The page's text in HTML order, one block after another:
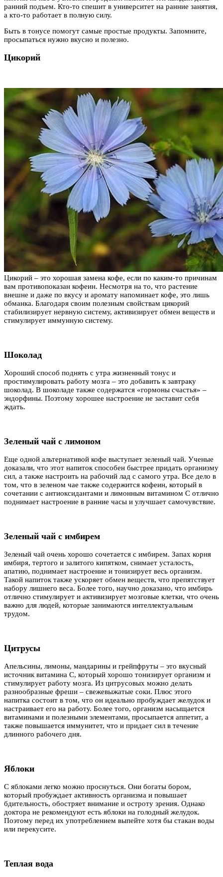
ранний подъем. Кто-то спешит в университет на ранние занятия,
а кто-то работает в полную силу.
Быть в тонусе помогут самые простые продукты. Запомните,
просыпаться нужно вкусно и полезно.
Цикорий
Цикорий – это хорошая замена кофе, если по каким-то причинам
вам противопоказан кофеин. Несмотря на то, что растение
внешне и даже по вкусу и аромату напоминает кофе, это лишь
обманка. Благодаря своим полезным свойствам цикорий
стабилизирует нервную систему, активизирует обмен веществ и
стимулирует иммунную систему.
Шоколад
Хороший способ поднять с утра жизненный тонус и
простимулировать работу мозга – это добавить к завтраку
шоколад. В шоколаде также содержатся «гормоны счастья» –
эндорфины. Поэтому хорошее настроение не заставит себя
ждать.
Зеленый чай с лимоном
Еще одной альтернативой кофе выступает зеленый чай. Ученые
доказали, что этот напиток способен быстрее придать организму
сил, а также настроить на рабочий лад с самого утра. Все дело в
том, что в зеленом чае также содержится кофеин, который в
сочетании с антиоксидантами и лимонным витамином С отлично
поднимает настроение в ранние часы и улучшает самочувствие.
Зеленый чай с имбирем
Зеленый чай очень хорошо сочетается с имбирем. Запах корня
имбиря, тертого и залитого кипятком, снимает усталость,
апатию, поднимает настроение и тонизирует весь организм.
Такой напиток также ускоряет обмен веществ, что препятствует
набору лишнего веса. Более того, научно доказано, что имбирь
отлично стимулирует и активизирует мозговые клетки, что очень
важно для людей, которые занимаются интеллектуальным
трудом.
Цитрусы
Апельсины, лимоны, мандарины и грейпфруты – это вкусный
источник витамина С, который хорошо тонизирует организм и
стимулирует работу мозга. Из цитрусовых можно делать
разнообразные фреши – свежевыжатые соки. Плюс этого
напитка состоит в том, что он идеально пробуждает желудок и
настраивает его на работу. Более того, организм насыщается
витаминами и полезными элементами, просыпается аппетит, а
также повышается иммунитет, что и придает сил в течение
длинного рабочего дня.
Яблоки
С яблоками легко можно проснуться. Они богаты бором,
который пробуждает активность организма и повышает
бдительность, обостряет внимание и остроту зрения. Однако
доктора не рекомендуют есть яблоки на голодный желудок.
Поэтому перед их употреблением выпейте хотя бы стакан воды
или перекусите.
Теплая вода